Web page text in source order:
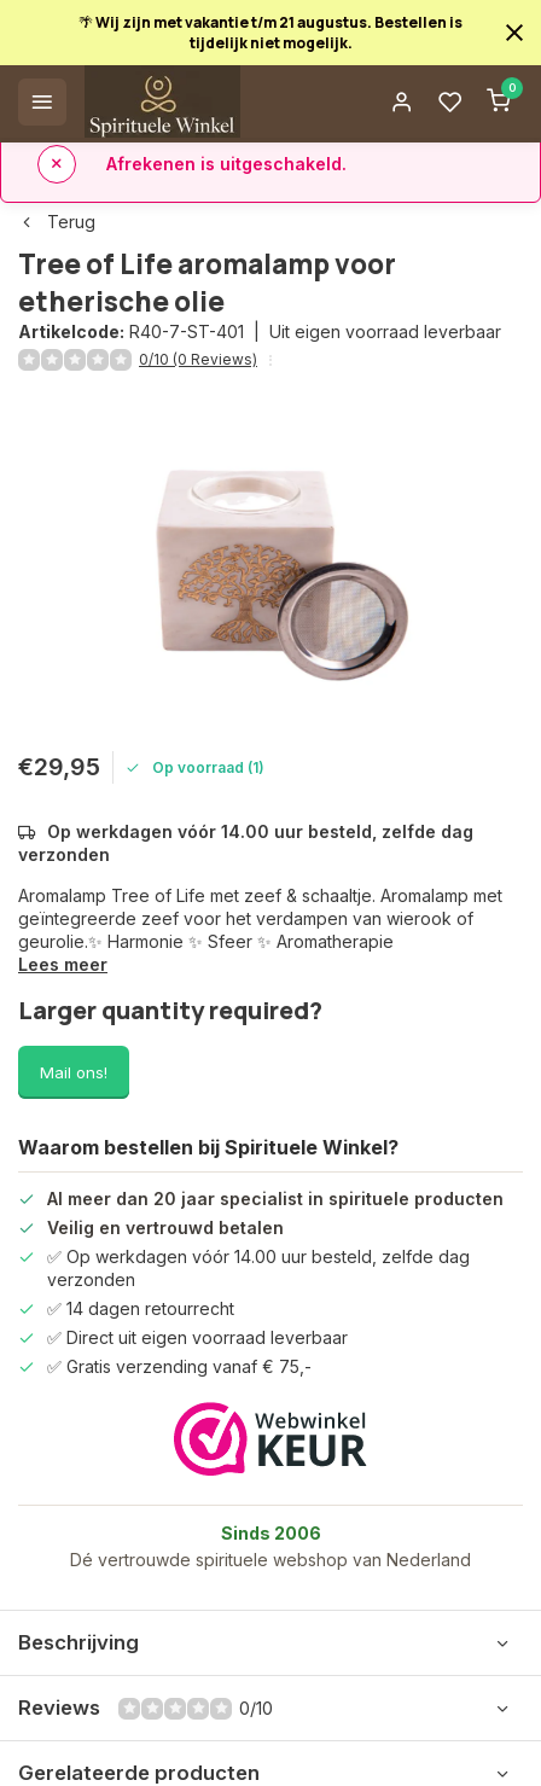
🌴 Wij zijn met vakantie t/m 21 augustus. Bestellen is
tijdelijk niet mogelijk.
0
✅ 14 dagen retourrecht ✅ Direct uit eigen voorraad leverbaar
Afrekenen is uitgeschakeld.
Terug
Tree of Life aromalamp voor
etherische olie
Artikelcode: R40-7-ST-401 | Uit eigen voorraad leverbaar
0/10 (0 Reviews)
€29,95 Op voorraad (1)
Op werkdagen vóór 14.00 uur besteld, zelfde dag
verzonden
Aromalamp Tree of Life met zeef & schaaltje. Aromalamp met
geïntegreerde zeef voor het verdampen van wierook of
geurolie.✨ Harmonie ✨ Sfeer ✨ Aromatherapie
Lees meer
Larger quantity required?
Mail ons!
Waarom bestellen bij Spirituele Winkel?
Al meer dan 20 jaar specialist in spirituele producten
Veilig en vertrouwd betalen
✅ Op werkdagen vóór 14.00 uur besteld, zelfde dag
verzonden
✅ 14 dagen retourrecht
✅ Direct uit eigen voorraad leverbaar
✅ Gratis verzending vanaf € 75,-
Sinds 2006
Dé vertrouwde spirituele webshop van Nederland
Beschrijving
Reviews 0/10
Gerelateerde producten